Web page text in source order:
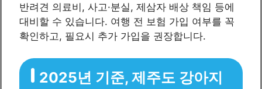
반려견 의료비, 사고·분실, 제삼자 배상 책임 등에
대비할 수 있습니다. 여행 전 보험 가입 여부를 꼭
확인하고, 필요시 추가 가입을 권장합니다.
2025년 기준, 제주도 강아지